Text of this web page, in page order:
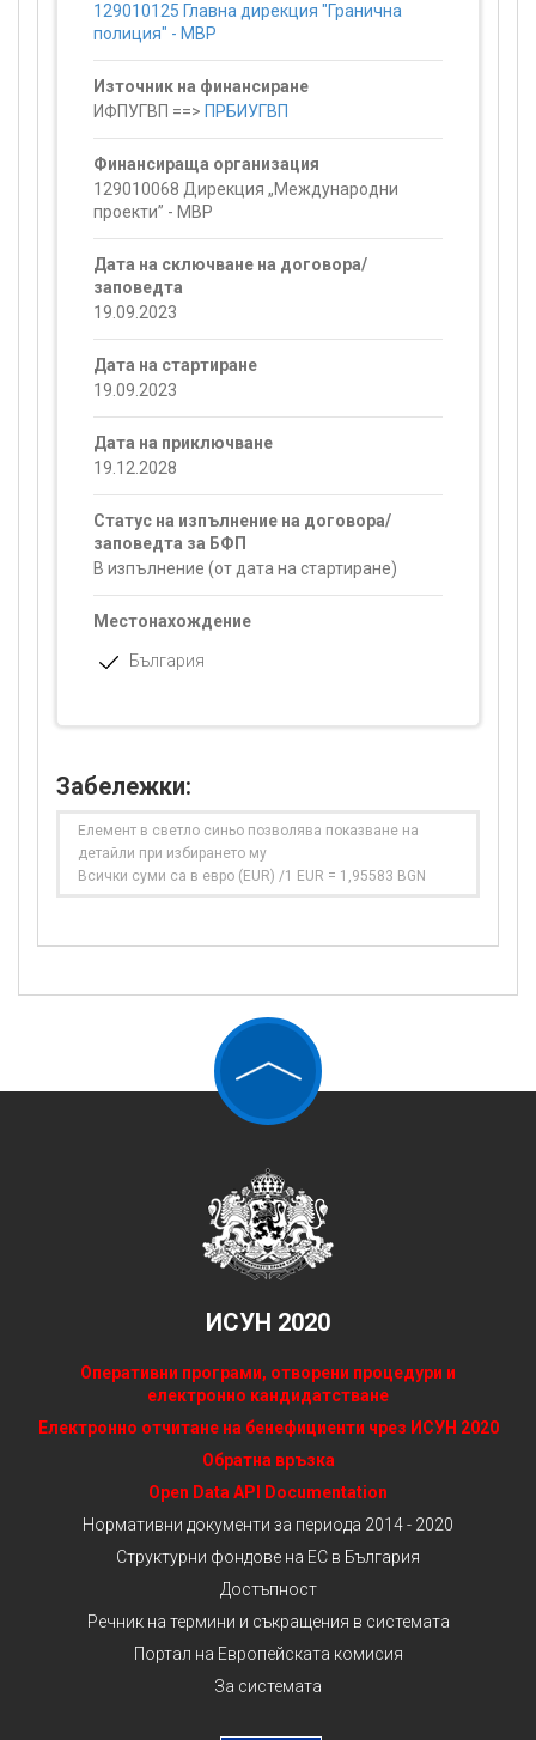
129010125 Главна дирекция "Гранична
полиция" - МВР
Източник на финансиране
ИФПУГВП ==> ПРБИУГВП
Финансираща организация
129010068 Дирекция „Международни
проекти” - МВР
Дата на сключване на договора/
заповедта
19.09.2023
Дата на стартиране
19.09.2023
Дата на приключване
19.12.2028
Статус на изпълнение на договора/
заповедта за БФП
В изпълнение (от дата на стартиране)
Местонахождение
България
Забележки:
Елемент в светло синьо позволява показване на
детайли при избирането му
Всички суми са в евро (EUR) /1 EUR = 1,95583 BGN
ИСУН 2020
Оперативни програми, отворени процедури и
електронно кандидатстване
Електронно отчитане на бенефициенти чрез ИСУН 2020
Обратна връзка
Open Data API Documentation
Нормативни документи за периода 2014 - 2020
Структурни фондове на ЕС в България
Достъпност
Речник на термини и съкращения в системата
Портал на Европейската комисия
За системата